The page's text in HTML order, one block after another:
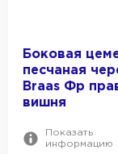
Боковая
песчаная
Braas Фр
вишня
Показать
информацию